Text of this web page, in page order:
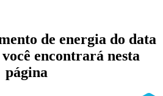
de energia do data
encontrará nesta
página